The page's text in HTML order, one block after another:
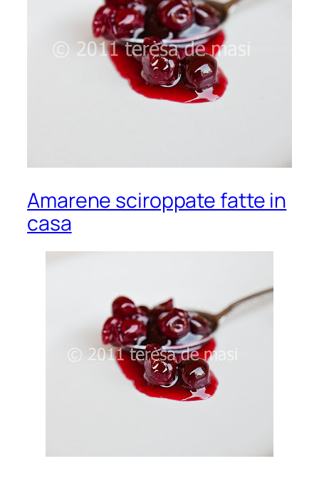
Amarene sciroppate fatte in
casa